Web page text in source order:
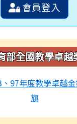
會員登入
部全國教學卓越